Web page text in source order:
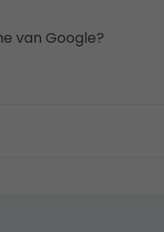
van Google?